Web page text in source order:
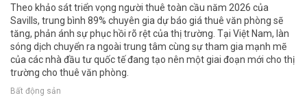
Theo khảo sát triển vọng người thuê toàn cầu năm 2026 của
Savills, trung bình 89% chuyên gia dự báo giá thuê văn phòng sẽ
tăng, phản ánh sự phục hồi rõ rệt của thị trường. Tại Việt Nam, làn
sóng dịch chuyển ra ngoài trung tâm cùng sự tham gia mạnh mẽ
của các nhà đầu tư quốc tế đang tạo nên một giai đoạn mới cho thị
trường cho thuê văn phòng.
Bất động sản